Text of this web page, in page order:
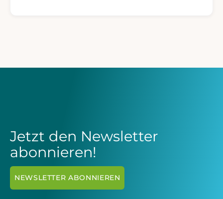
Jetzt den Newsletter
abonnieren!
NEWSLETTER ABONNIEREN